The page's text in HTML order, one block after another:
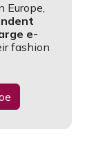
Europe,
e-
fashion